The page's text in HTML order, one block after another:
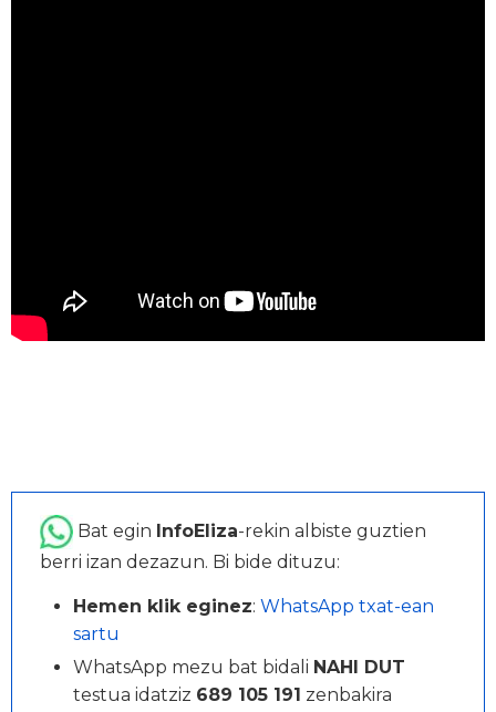
Bat egin InfoEliza-rekin albiste guztien
berri izan dezazun. Bi bide dituzu:
Hemen klik eginez: WhatsApp txat-ean
sartu
WhatsApp mezu bat bidali NAHI DUT
testua idatziz 689 105 191 zenbakira